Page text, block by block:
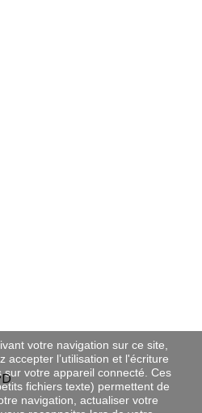
votre navigation sur ce site,
accepter l’utilisation et l'écriture
sur votre appareil connecté. Ces
fichiers texte) permettent de
navigation, actualiser votre